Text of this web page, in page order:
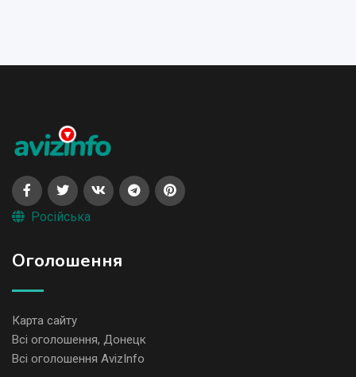
Російська
Оголошення
Карта сайту
Всі оголошення, Донецк
Всі оголошення AvizInfo